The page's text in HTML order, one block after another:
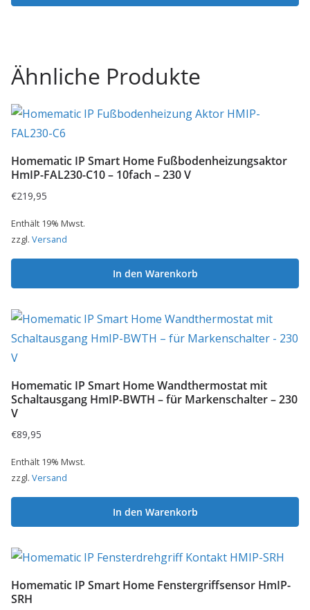
Ähnliche Produkte
Homematic IP Smart Home Fußbodenheizungsaktor
HmIP-FAL230-C10 – 10fach – 230 V
€219,95
Enthält 19% Mwst.
zzgl. Versand
In den Warenkorb
Homematic IP Smart Home Wandthermostat mit
Schaltausgang HmIP-BWTH – für Markenschalter – 230
V
€89,95
Enthält 19% Mwst.
zzgl. Versand
In den Warenkorb
Homematic IP Smart Home Fenstergriffsensor HmIP-
SRH